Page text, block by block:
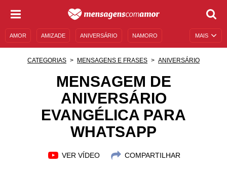
MAIS
AMOR AMIZADE ANIVERSÁRIO NAMORO
MENSAGENS E FRASES MENSAGENS DE ANIVERSÁRIO
ENTRETENIMENTO FAMOSOS BÍBLIA
CATEGORIAS MENSAGENS E FRASES ANIVERSÁRIO
MENSAGEM DE
ANIVERSÁRIO
EVANGÉLICA PARA
WHATSAPP
VER VÍDEO COMPARTILHAR